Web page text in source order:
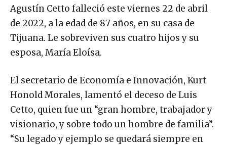
Agustín Cetto falleció este viernes 22 de abril
de 2022, a la edad de 87 años, en su casa de
Tijuana. Le sobreviven sus cuatro hijos y su
esposa, María Eloísa.
El secretario de Economía e Innovación, Kurt
Honold Morales, lamentó el deceso de Luis
Cetto, quien fue un “gran hombre, trabajador y
visionario, y sobre todo un hombre de familia”.
“Su legado y ejemplo se quedará siempre en